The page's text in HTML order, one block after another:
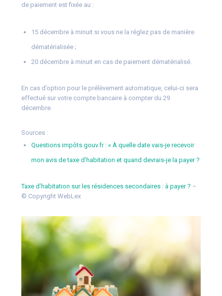
de paiement est fixée au :
15 décembre à minuit si vous ne la réglez pas de manière
dématérialisée ;
20 décembre à minuit en cas de paiement dématérialisé.
En cas d’option pour le prélèvement automatique, celui-ci sera
effectué sur votre compte bancaire à compter du 29
décembre.
Sources :
Questions impôts.gouv.fr : « À quelle date vais-je recevoir
mon avis de taxe d’habitation et quand devrais-je la payer ?
Taxe d’habitation sur les résidences secondaires : à payer ? –
© Copyright WebLex